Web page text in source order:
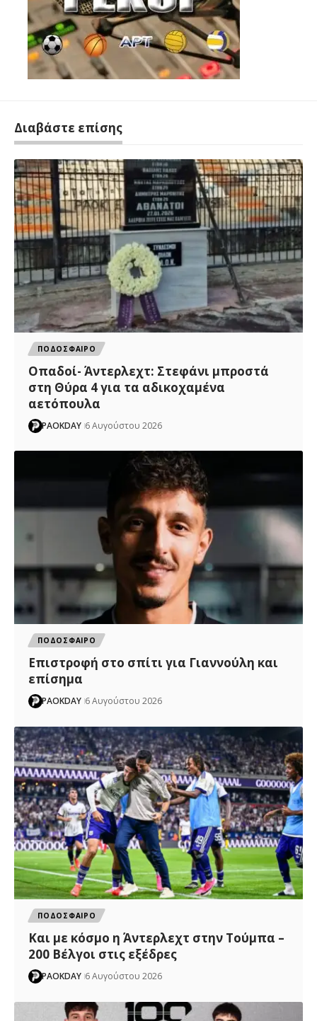
Διαβάστε επίσης
ΠΟΔΟΣΦΑΙΡΟ
Οπαδοί- Άντερλεχτ: Στεφάνι μπροστά
στη Θύρα 4 για τα αδικοχαμένα
αετόπουλα
PAOKDAY 6 Αυγούστου 2026
ΠΟΔΟΣΦΑΙΡΟ
Επιστροφή στο σπίτι για Γιαννούλη και
επίσημα
PAOKDAY 6 Αυγούστου 2026
ΠΟΔΟΣΦΑΙΡΟ
Και με κόσμο η Άντερλεχτ στην Τούμπα –
200 Βέλγοι στις εξέδρες
PAOKDAY 6 Αυγούστου 2026